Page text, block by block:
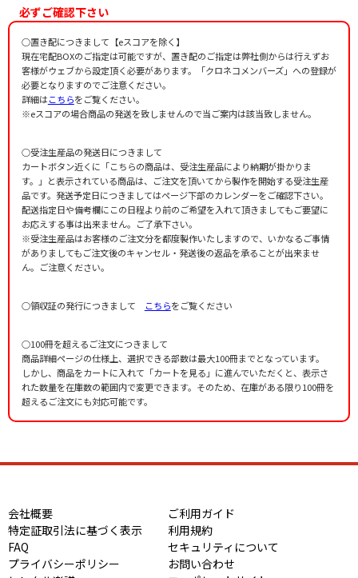
必ずご確認下さい
○置き配につきまして【eスコアを除く】
現在宅配BOXのご指定は可能ですが、置き配のご指定は弊社側からは行えずお
客様がウェブから設定頂く必要があります。「クロネコメンバーズ」への登録が
必要となりますのでご注意ください。
詳細はこちらをご覧ください。
※eスコアの場合商品の発送を致しませんので当ご案内は該当致しません。
○受注生産品の発送日につきまして
カートボタン近くに「こちらの商品は、受注生産品により納期が掛かりま
す。」と表示されている商品は、ご注文を頂いてから製作を開始する受注生産
品です。発送予定日につきましてはページ下部のカレンダーをご確認下さい。
配送指定日や備考欄にこの日程より前のご希望を入れて頂きましてもご要望に
お応えする事は出来ません。ご了承下さい。
※受注生産品はお客様のご注文分を都度製作いたしますので、いかなるご事情
がありましてもご注文後のキャンセル・発送後の返品を承ることが出来ませ
ん。ご注意ください。
○領収証の発行につきまして こちらをご覧ください
○100冊を超えるご注文につきまして
商品詳細ページの仕様上、選択できる部数は最大100冊までとなっています。
しかし、商品をカートに入れて「カートを見る」に進んでいただくと、表示さ
れた数量を在庫数の範囲内で変更できます。そのため、在庫がある限り100冊を
超えるご注文にも対応可能です。
会社概要
ご利用ガイド
特定証取引法に基づく表示
利用規約
FAQ
セキュリティについて
プライバシーポリシー
お問い合わせ